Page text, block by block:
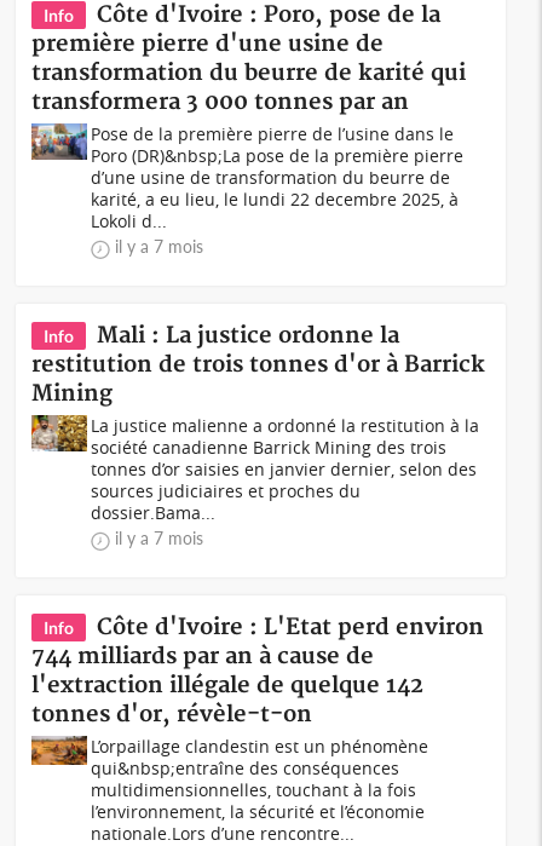
Info
Côte d'Ivoire : Poro, pose de la
première pierre d'une usine de
transformation du beurre de karité qui
transformera 3 000 tonnes par an
Pose de la première pierre de l’usine dans le
Poro (DR)&nbsp;La pose de la première pierre
d’une usine de transformation du beurre de
karité, a eu lieu, le lundi 22 decembre 2025, à
Lokoli d...
il y a 7 mois
Info
Mali : La justice ordonne la
restitution de trois tonnes d'or à Barrick
Mining
La justice malienne a ordonné la restitution à la
société canadienne Barrick Mining des trois
tonnes d’or saisies en janvier dernier, selon des
sources judiciaires et proches du
dossier.Bama...
il y a 7 mois
Info
Côte d'Ivoire : L'Etat perd environ
744 milliards par an à cause de
l'extraction illégale de quelque 142
tonnes d'or, révèle-t-on
L’orpaillage clandestin est un phénomène
qui&nbsp;entraîne des conséquences
multidimensionnelles, touchant à la fois
l’environnement, la sécurité et l’économie
nationale.Lors d’une rencontre...